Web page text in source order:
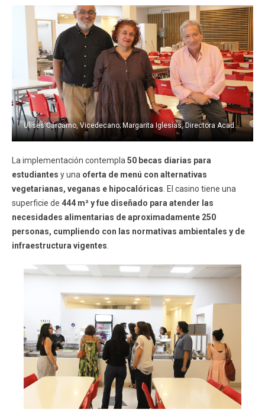
Académicos Egresados
Ulises Cárcamo, Vicedecano; Margarita Iglesias, Directora Académica; y Raúl Villarroel, Decano de la Facultad de Filosofía y Humanidades.
La implementación contempla 50 becas diarias para
estudiantes y una oferta de menú con alternativas
vegetarianas, veganas e hipocalóricas . El casino tiene una
superficie de 444 m² y fue diseñado para atender las
necesidades alimentarias de aproximadamente 250
personas, cumpliendo con las normativas ambientales y de
infraestructura vigentes